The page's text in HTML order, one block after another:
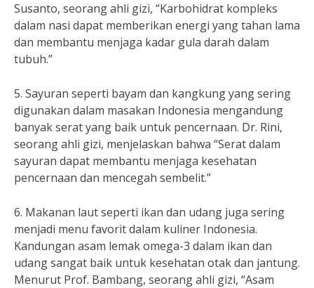
Susanto, seorang ahli gizi, “Karbohidrat kompleks
dalam nasi dapat memberikan energi yang tahan lama
dan membantu menjaga kadar gula darah dalam
tubuh.”
5. Sayuran seperti bayam dan kangkung yang sering
digunakan dalam masakan Indonesia mengandung
banyak serat yang baik untuk pencernaan. Dr. Rini,
seorang ahli gizi, menjelaskan bahwa “Serat dalam
sayuran dapat membantu menjaga kesehatan
pencernaan dan mencegah sembelit.”
6. Makanan laut seperti ikan dan udang juga sering
menjadi menu favorit dalam kuliner Indonesia.
Kandungan asam lemak omega-3 dalam ikan dan
udang sangat baik untuk kesehatan otak dan jantung.
Menurut Prof. Bambang, seorang ahli gizi, “Asam